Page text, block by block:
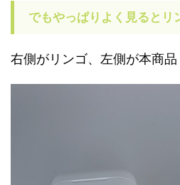
でもやっぱりよく見るとリ
右側がリンゴ、左側が本商品